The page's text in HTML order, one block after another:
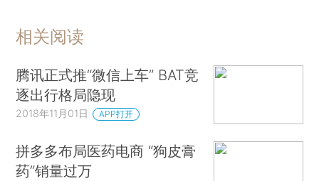
相关阅读
腾讯正式推“微信上车” BAT竞
逐出行格局隐现
2018年11月01日 APP打开
拼多多布局医药电商 “狗皮膏
药”销量过万